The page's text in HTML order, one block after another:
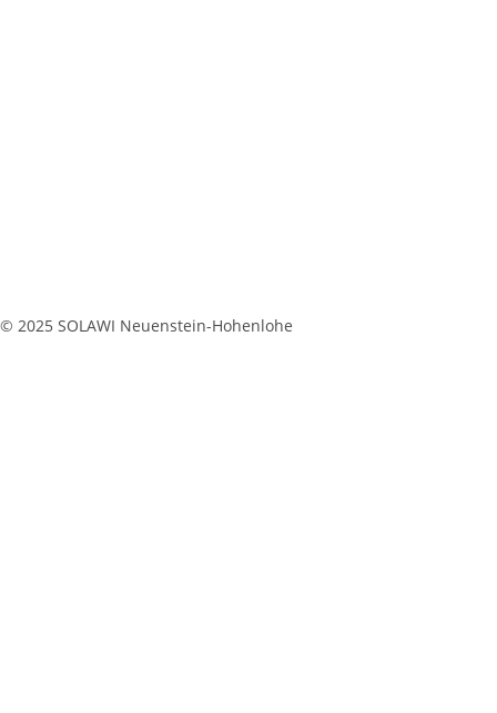
© 2025 SOLAWI Neuenstein-Hohenlohe